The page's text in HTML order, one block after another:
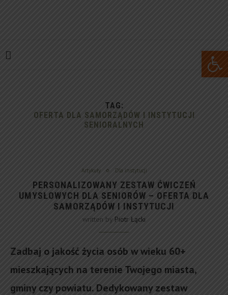
TAG:
OFERTA DLA SAMORZĄDÓW I INSTYTUCJI
SENIORALNYCH
Artykuły Dla instytucji
PERSONALIZOWANY ZESTAW ĆWICZEŃ
UMYSŁOWYCH DLA SENIORÓW – OFERTA DLA
SAMORZĄDÓW I INSTYTUCJI
written by Piotr Łącki
Zadbaj o jakość życia osób w wieku 60+
mieszkających na terenie Twojego miasta,
gminy czy powiatu. Dedykowany zestaw